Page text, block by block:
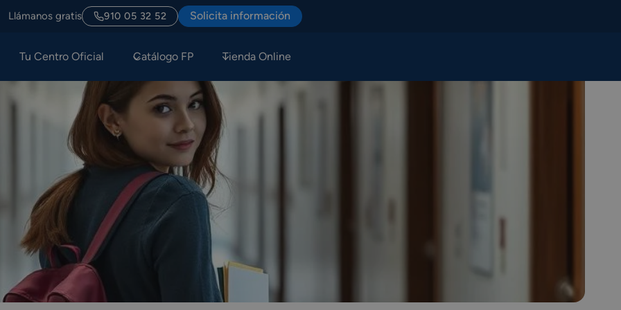
Llámanos gratis 910 05 32 52 Solicita información
Tu Centro Oficial Catálogo FP Tienda Online